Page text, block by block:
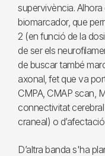
supervivència.
biomarcador, que
2 (en funció de la
de ser els
de buscar també
axonal, fet que va
CMPA, CMAP scan,
connectivitat
craneal) o
D’altra banda s'ha